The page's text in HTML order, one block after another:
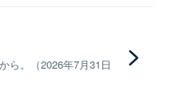
ら。（2026年7月31日